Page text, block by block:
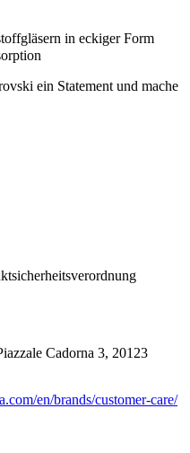
in eckiger Form
ein Statement und mache
Cadorna 3, 20123
en/brands/customer-care/